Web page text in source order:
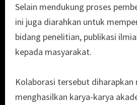
Selain mendukung proses
ini juga diarahkan untuk
bidang penelitian, publikasi
kepada masyarakat.
Kolaborasi tersebut diharapkan
menghasilkan karya-karya